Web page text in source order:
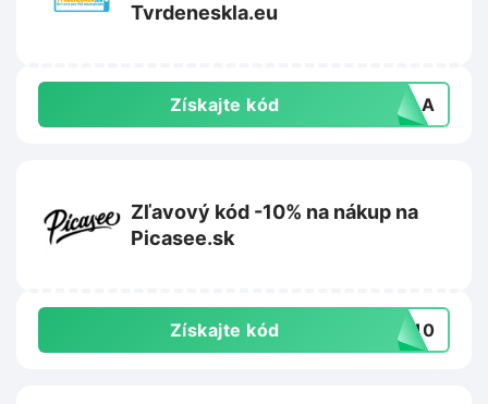
Tvrdeneskla.eu
Získajte kód SKLA
Zľavový kód -10% na nákup na
Picasee.sk
Získajte kód EE10